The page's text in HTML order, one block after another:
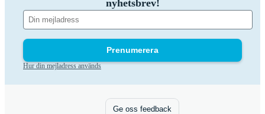
nyhetsbrev!
Prenumerera
Hur din mejladress används
Ge oss feedback